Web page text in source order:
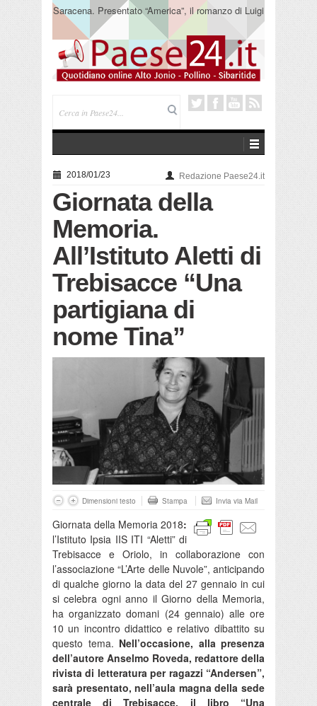
Saracena. Presentato “America”, il romanzo di Luigi
Pandolfi che racconta l’emigrazione
2018/01/23 Redazione Paese24.it
Giornata della
Memoria.
All’Istituto Aletti di
Trebisacce “Una
partigiana di
nome Tina”
Dimensioni testo Stampa Invia via Mail
Giornata della Memoria 2018:
l’Istituto Ipsia IIS ITI “Aletti” di
Trebisacce e Oriolo, in collaborazione con
l’associazione “L’Arte delle Nuvole”, anticipando
di qualche giorno la data del 27 gennaio in cui
si celebra ogni anno il Giorno della Memoria,
ha organizzato domani (24 gennaio) alle ore
10 un incontro didattico e relativo dibattito su
questo tema. Nell’occasione, alla presenza
dell’autore Anselmo Roveda, redattore della
rivista di letteratura per ragazzi “Andersen”,
sarà presentato, nell’aula magna della sede
centrale di Trebisacce, il libro “Una